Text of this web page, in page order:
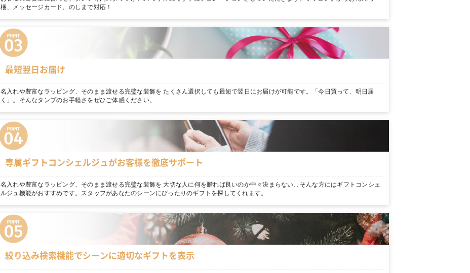
梱、メッセージカード、のしまで対応！
最短翌日お届け
名入れや豊富なラッピング、そのまま渡せる完璧な装飾を たくさん選択しても最短で翌日にお届けが可能です。「今日買って、明日届
く」。そんなタンプのお手軽さをぜひご体感ください。
専属ギフトコンシェルジュがお客様を徹底サポート
名入れや豊富なラッピング、そのまま渡せる完璧な装飾を 大切な人に何を贈れば良いのか中々決まらない… そんな方にはギフトコンシェ
ルジュ機能がおすすめです。スタッフがあなたのシーンにぴったりのギフトを探してくれます。
絞り込み検索機能でシーンに適切なギフトを表示